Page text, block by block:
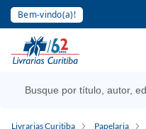
Bem-vindo(a)!
Livrarias Curitiba Papelaria